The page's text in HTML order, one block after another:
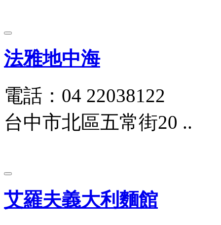
法雅地中海
電話：04 22038122
台中市北區五常街20 ..
艾羅夫義大利麵館